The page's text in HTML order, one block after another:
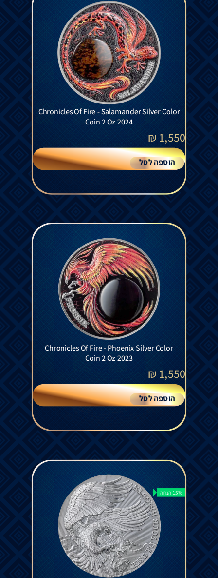
Chronicles Of Fire - Salamander Silver Color
Coin 2 Oz 2024
1,550
₪
הוספה לסל
Chronicles Of Fire - Phoenix Silver Color
Coin 2 Oz 2023
1,550
₪
הוספה לסל
15% הנחה